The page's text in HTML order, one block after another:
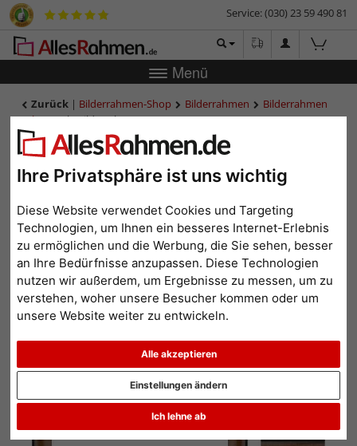
Ihre Privatsphäre ist uns wichtig
Diese Website verwendet Cookies und Targeting
Technologien, um Ihnen ein besseres Internet-Erlebnis
zu ermöglichen und die Werbung, die Sie sehen, besser
an Ihre Bedürfnisse anzupassen. Diese Technologien
nutzen wir außerdem, um Ergebnisse zu messen, um zu
verstehen, woher unsere Besucher kommen oder um
unsere Website weiter zu entwickeln.
Alle akzeptieren
Ich lehne ab
Einstellungen ändern
Service: (030) 23 59 490 81
Menü
Zurück | Bilderrahmen-Shop Bilderrahmen
Bilderrahmen
Holz
Holz-Bilderrahmen INTERMEZZO 53
Holz-Bilderrahmen
INTERMEZZO 53